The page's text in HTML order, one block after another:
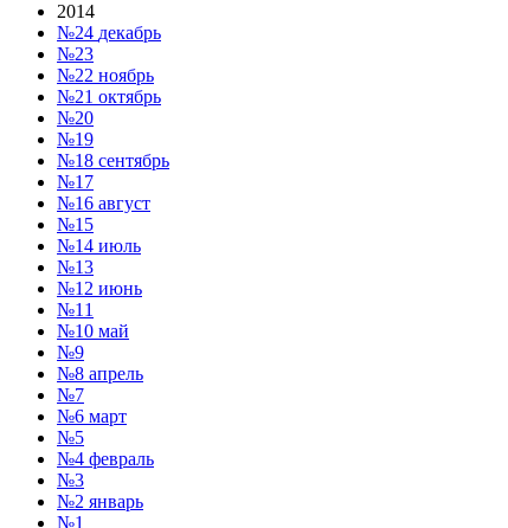
2014
№24 декабрь
№23
№22 ноябрь
№21 октябрь
№20
№19
№18 сентябрь
№17
№16 август
№15
№14 июль
№13
№12 июнь
№11
№10 май
№9
№8 апрель
№7
№6 март
№5
№4 февраль
№3
№2 январь
№1